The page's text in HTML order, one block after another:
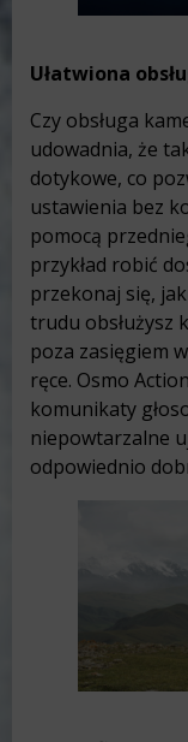
Ułatwiona
Czy obsługa
udowadnia, że
dotykowe, co
ustawienia bez
pomocą
przykład robić
przekonaj się,
trudu obsłużysz
poza zasięgiem
ręce. Osmo
komunikaty
niepowtarzalne
odpowiednio